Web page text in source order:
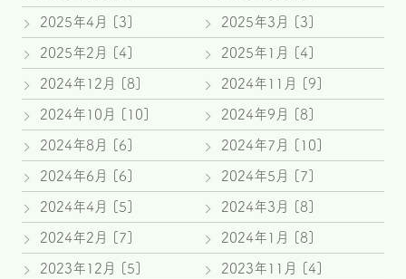
2025年4月 [3] 2025年3月 [3]
2025年2月 [4] 2025年1月 [4]
2024年12月 [8] 2024年11月 [9]
2024年10月 [10] 2024年9月 [8]
2024年8月 [6] 2024年7月 [10]
2024年6月 [6] 2024年5月 [7]
2024年4月 [5] 2024年3月 [8]
2024年2月 [7] 2024年1月 [8]
2023年12月 [5] 2023年11月 [4]